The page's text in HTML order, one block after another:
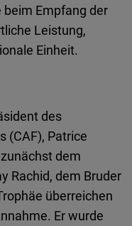
beim Empfang der
Leistung,
Einheit.
des
(CAF), Patrice
dem
Rachid, dem Bruder
überreichen
Er wurde